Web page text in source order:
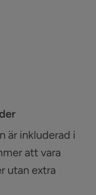
är inkluderad i
att vara
utan extra